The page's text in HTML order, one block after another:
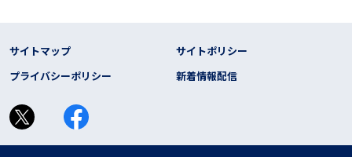
フッター リンク
サイトマップ
サイトポリシー
プライバシーポリシー
新着情報配信